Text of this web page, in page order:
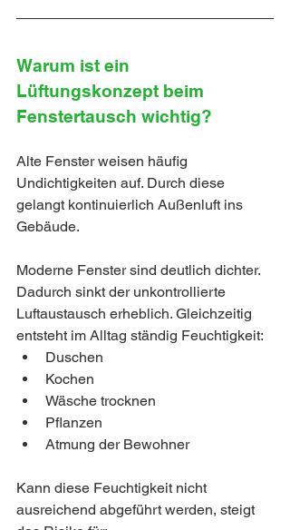
Warum ist ein
Lüftungskonzept beim
Fenstertausch wichtig?
Alte Fenster weisen häufig
Undichtigkeiten auf. Durch diese
gelangt kontinuierlich Außenluft ins
Gebäude.
Moderne Fenster sind deutlich dichter.
Dadurch sinkt der unkontrollierte
Luftaustausch erheblich. Gleichzeitig
entsteht im Alltag ständig Feuchtigkeit:
Duschen
Kochen
Wäsche trocknen
Pflanzen
Atmung der Bewohner
Kann diese Feuchtigkeit nicht
ausreichend abgeführt werden, steigt